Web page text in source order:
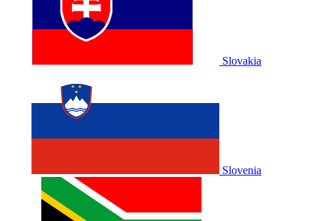
Slovakia
Slovenia